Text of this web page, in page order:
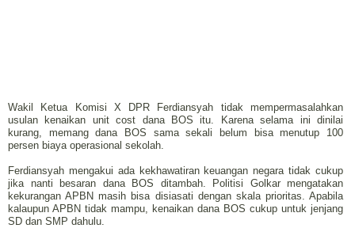
Wakil Ketua Komisi X DPR Ferdiansyah tidak mempermasalahkan
usulan kenaikan unit cost dana BOS itu. Karena selama ini dinilai
kurang, memang dana BOS sama sekali belum bisa menutup 100
persen biaya operasional sekolah.
Ferdiansyah mengakui ada kekhawatiran keuangan negara tidak cukup
jika nanti besaran dana BOS ditambah. Politisi Golkar mengatakan
kekurangan APBN masih bisa disiasati dengan skala prioritas. Apabila
kalaupun APBN tidak mampu, kenaikan dana BOS cukup untuk jenjang
SD dan SMP dahulu.